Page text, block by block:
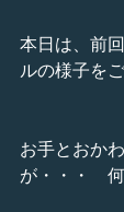
本日は、前
ルの様子を
お手とおか
が・・・　